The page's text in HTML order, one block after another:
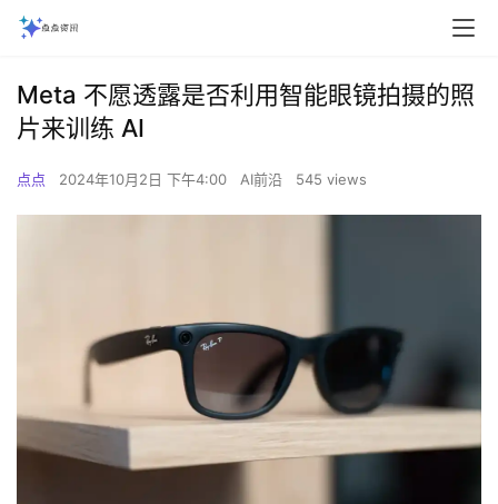
Meta 不愿透露是否利用智能眼镜拍摄的照
片来训练 AI
点点 2024年10月2日 下午4:00 AI前沿 545 views